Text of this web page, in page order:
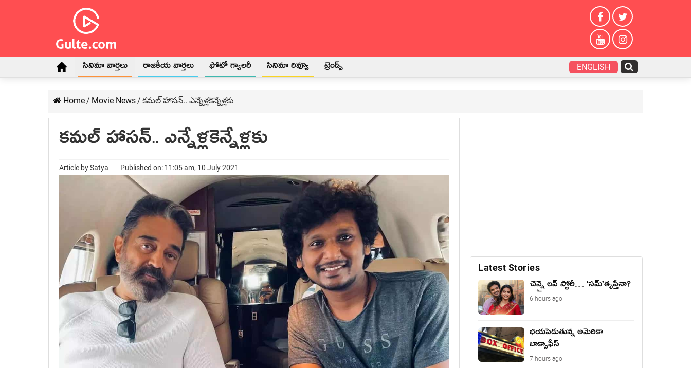
సినిమా వార్తలు రాజకీయ వార్తలు ఫోటో గ్యాలరీ సినిమా రివ్యూ ట్రెండ్స్ ENGLISH
Home/ Movie News/ క‌మ‌ల్ హాస‌న్.. ఎన్నేళ్ల‌కెన్నేళ్ల‌కు
క‌మ‌ల్ హాస‌న్.. ఎన్నేళ్ల‌కెన్నేళ్ల‌కు
Article bySatya Published on: 11:05 am, 10 July 2021
Latest Stories
చెన్నై లవ్ స్టోరీ… ‘సమ్’తృప్తేనా?
6 hours ago
భయపెడుతున్న అమెరికా
బాక్సాఫీస్
7 hours ago